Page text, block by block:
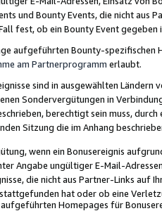
und Bounty Events, die nicht
fest, ob ein Bounty Event
aufgeführten Bounty-spezifischen
am Partnerprogramm erlaubt.
sind in ausgewählten Ländern
Sondervergütungen in
berechtigt sein muss,
Sitzung die im Anhang
wenn ein Bonusereignis
Angabe ungültiger E-Mail-
die nicht aus Partner-Links auf
hat oder ob eine
Homepages für